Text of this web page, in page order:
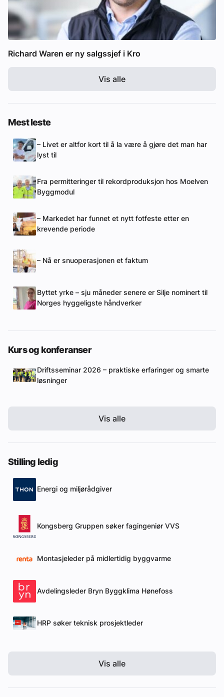
Richard Waren er ny salgssjef i Kro
Vis alle
Mest leste
– Livet er altfor kort til å la være å gjøre det man har
lyst til
Fra permitteringer til rekordproduksjon hos Moelven
Byggmodul
– Markedet har funnet et nytt fotfeste etter en
krevende periode
– Nå er snuoperasjonen et faktum
Byttet yrke – sju måneder senere er Silje nominert til
Norges hyggeligste håndverker
Kurs og konferanser
Driftsseminar 2026 – praktiske erfaringer og smarte
løsninger
Vis alle
Stilling ledig
Energi og miljørådgiver
Kongsberg Gruppen søker fagingeniør VVS
Montasjeleder på midlertidig byggvarme
Avdelingsleder Bryn Byggklima Hønefoss
HRP søker teknisk prosjektleder
Vis alle